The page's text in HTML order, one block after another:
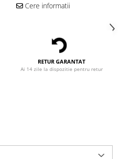
Cere informatii
RETUR GARANTAT
Ai 14 zile la dispozitie pentru retur